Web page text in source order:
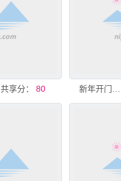
共享分： 80